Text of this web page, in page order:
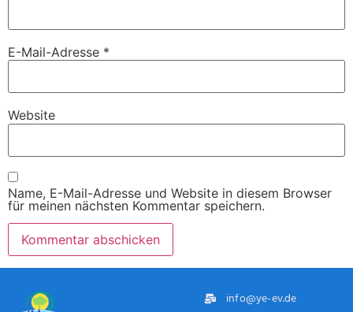
E-Mail-Adresse *
Website
Name, E-Mail-Adresse und Website in diesem Browser
für meinen nächsten Kommentar speichern.
info@ye-ev.de